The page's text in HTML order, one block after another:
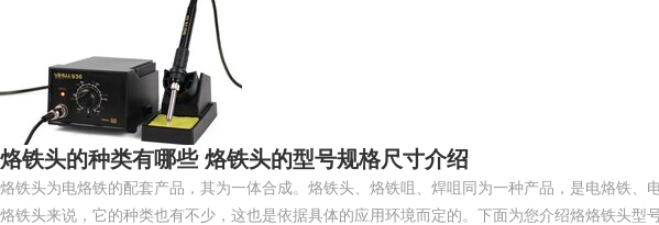
烙铁头的种类有哪些 烙铁头的型号规格尺寸介绍
烙铁头为电烙铁的配套产品，其为一体合成。烙铁头、烙铁咀、焊咀同为一种产品，是电烙铁
烙铁头来说，它的种类也有不少，这也是依据具体的应用环境而定的。下面为您介绍烙烙铁头型